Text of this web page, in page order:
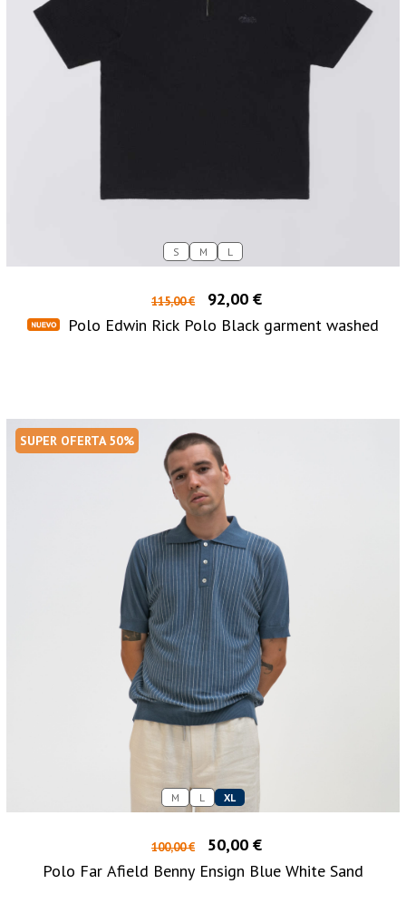
S M L
115,00 €
92,00 €
Polo Edwin Rick Polo Black garment washed
SUPER OFERTA 50%
M L XL
100,00 €
50,00 €
Polo Far Afield Benny Ensign Blue White Sand